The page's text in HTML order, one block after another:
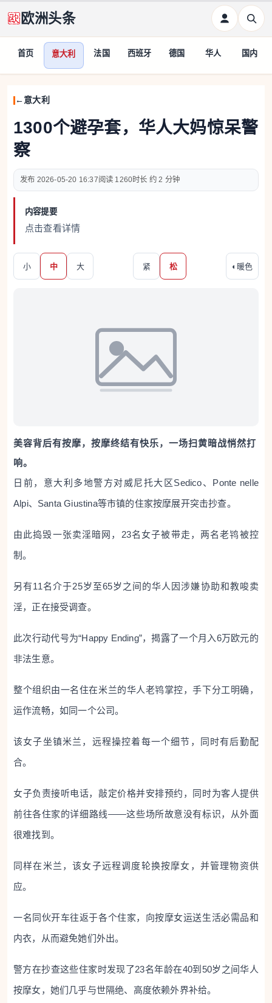
欧洲头条
首页 意大利 法国 西班牙 德国 华人 国内
意大利
1300个避孕套，华人大妈惊呆警
察
2026-05-20 16:37 1260 约 2 分钟
内容提要
点击查看详情
小 中 大 紧 松 ◐ 暖色
美容背后有按摩，按摩终结有快乐，一场扫黄暗战悄然打
响。
日前，意大利多地警方对威尼托大区Sedico、Ponte nelle
Alpi、Santa Giustina等市镇的住家按摩展开突击抄查。
由此捣毁一张卖淫暗网，23名女子被带走，两名老鸨被控
制。
另有11名介于25岁至65岁之间的华人因涉嫌协助和教唆卖
淫，正在接受调查。
此次行动代号为“Happy Ending”，揭露了一个月入6万欧元的
非法生意。
整个组织由一名住在米兰的华人老鸨掌控，手下分工明确，
运作流畅，如同一个公司。
该女子坐镇米兰，远程操控着每一个细节，同时有后勤配
合。
女子负责接听电话，敲定价格并安排预约，同时为客人提供
前往各住家的详细路线——这些场所故意没有标识，从外面
很难找到。
同样在米兰，该女子远程调度轮换按摩女，并管理物资供
应。
一名同伙开车往返于各个住家，向按摩女运送生活必需品和
内衣，从而避免她们外出。
警方在抄查这些住家时发现了23名年龄在40到50岁之间华人
按摩女，她们几乎与世隔绝、高度依赖外界补给。